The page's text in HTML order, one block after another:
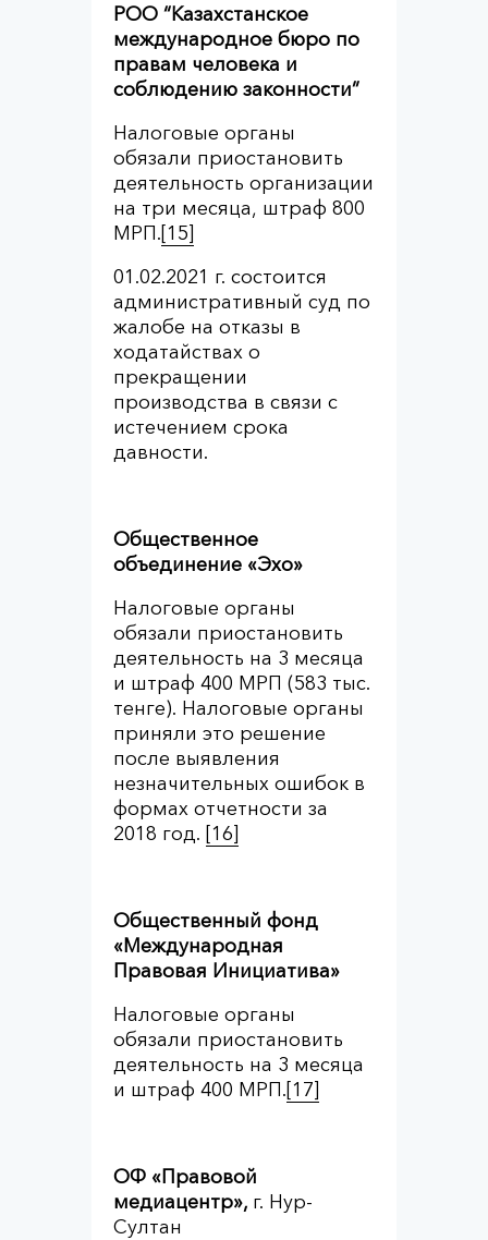
РОО “Казахстанское
международное бюро по
правам человека и
соблюдению законности”
Налоговые органы
обязали приостановить
деятельность организации
на три месяца, штраф 800
МРП.[15]
01.02.2021 г. состоится
административный суд по
жалобе на отказы в
ходатайствах о
прекращении
производства в связи с
истечением срока
давности.
Общественное
объединение «Эхо»
Налоговые органы
обязали приостановить
деятельность на 3 месяца
и штраф 400 МРП (583 тыс.
тенге). Налоговые органы
приняли это решение
после выявления
незначительных ошибок в
формах отчетности за
2018 год. [16]
Общественный фонд
«Международная
Правовая Инициатива»
Налоговые органы
обязали приостановить
деятельность на 3 месяца
и штраф 400 МРП.[17]
ОФ «Правовой
медиацентр», г. Нур-
Султан